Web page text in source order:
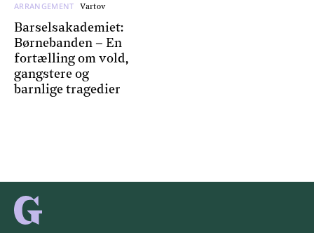
ARRANGEMENT Vartov
Barselsakademiet:
Børnebanden – En
fortælling om vold,
gangstere og
barnlige tragedier